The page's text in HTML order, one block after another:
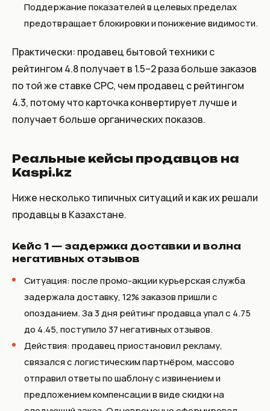
Поддержание показателей в целевых пределах
предотвращает блокировки и понижение видимости.
Практически: продавец бытовой техники с
рейтингом 4.8 получает в 1.5–2 раза больше заказов
по той же ставке CPC, чем продавец с рейтингом
4.3, потому что карточка конвертирует лучше и
получает больше органических показов.
Реальные кейсы продавцов на
Kaspi.kz
Ниже несколько типичных ситуаций и как их решали
продавцы в Казахстане.
Кейс 1 — задержка доставки и волна
негативных отзывов
Ситуация: после промо-акции курьерская служба
задержала доставку, 12% заказов пришли с
опозданием. За 3 дня рейтинг продавца упал с 4.75
до 4.45, поступило 37 негативных отзывов.
Действия: продавец приостановил рекламу,
связался с логистическим партнёром, массово
отправил ответы по шаблону с извинением и
предложением компенсации в виде скидки на